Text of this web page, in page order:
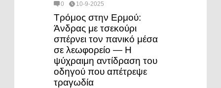
0 10-9-2025
Τρόμος στην Ερμού:
Άνδρας με τσεκούρι
σπέρνει τον πανικό μέσα
σε λεωφορείο — Η
ψύχραιμη αντίδραση του
οδηγού που απέτρεψε
τραγωδία